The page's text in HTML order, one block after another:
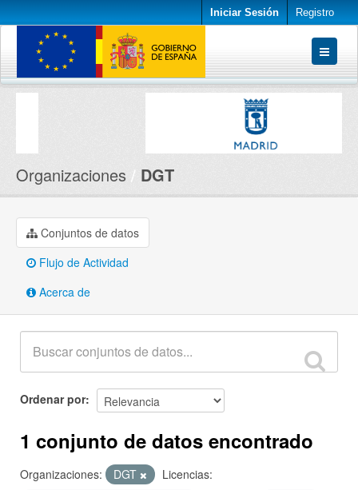
Iniciar Sesión Registro
Conjuntos de datos
Organizaciones DGT
Conjuntos de datos
Flujo de Actividad
Acerca de
Ordenar por
1 conjunto de datos encontrado
Organizaciones: DGT
Licencias: